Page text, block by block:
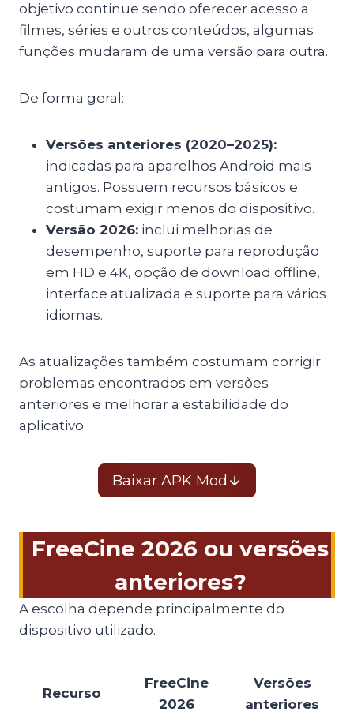
objetivo continue sendo oferecer acesso a
filmes, séries e outros conteúdos, algumas
funções mudaram de uma versão para outra.
De forma geral:
Versões anteriores (2020–2025):
indicadas para aparelhos Android mais
antigos. Possuem recursos básicos e
costumam exigir menos do dispositivo.
Versão 2026: inclui melhorias de
desempenho, suporte para reprodução
em HD e 4K, opção de download offline,
interface atualizada e suporte para vários
idiomas.
As atualizações também costumam corrigir
problemas encontrados em versões
anteriores e melhorar a estabilidade do
aplicativo.
Baixar APK Mod
FreeCine 2026 ou versões
anteriores?
A escolha depende principalmente do
dispositivo utilizado.
Recurso
FreeCine
2026
Versões
anteriores